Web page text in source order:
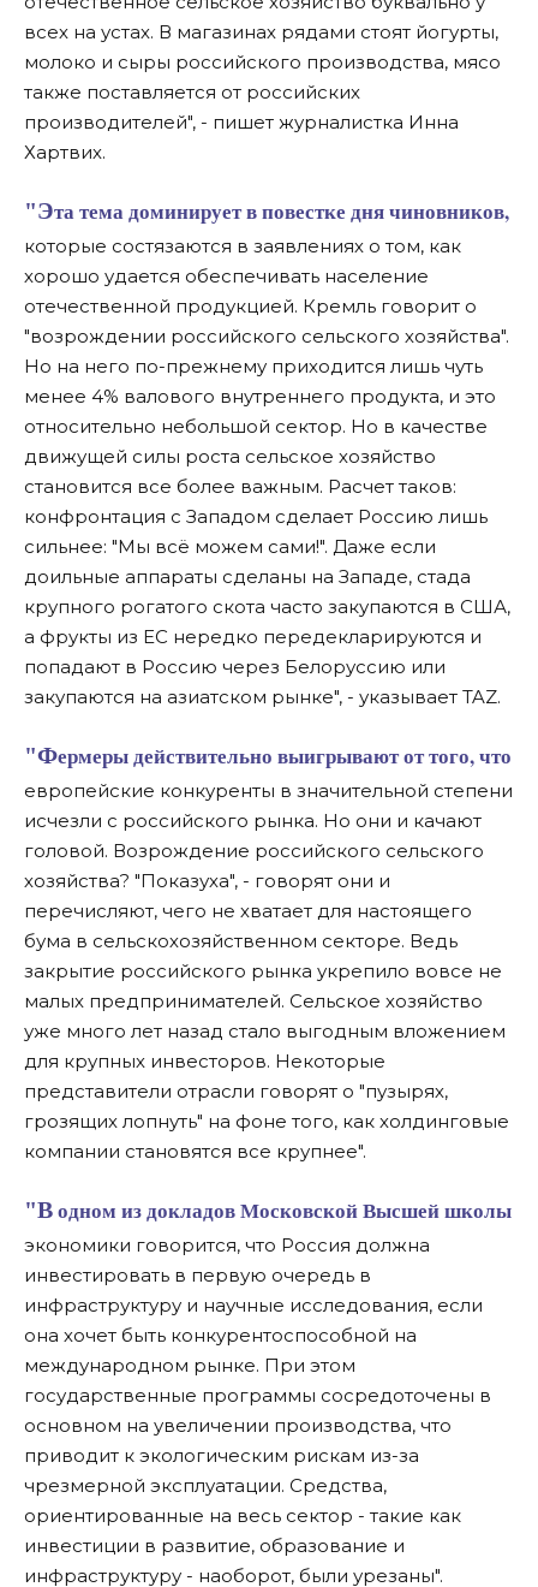
всех на устах. В магазинах рядами стоят йогурты,
молоко и сыры российского производства, мясо
также поставляется от российских
производителей", - пишет журналистка Инна
Хартвих.
"Эта тема доминирует в повестке дня чиновников,
которые состязаются в заявлениях о том, как
хорошо удается обеспечивать население
отечественной продукцией. Кремль говорит о
"возрождении российского сельского хозяйства".
Но на него по-прежнему приходится лишь чуть
менее 4% валового внутреннего продукта, и это
относительно небольшой сектор. Но в качестве
движущей силы роста сельское хозяйство
становится все более важным. Расчет таков:
конфронтация с Западом сделает Россию лишь
сильнее: "Мы всё можем сами!". Даже если
доильные аппараты сделаны на Западе, стада
крупного рогатого скота часто закупаются в США,
а фрукты из ЕС нередко передекларируются и
попадают в Россию через Белоруссию или
закупаются на азиатском рынке", - указывает TAZ.
"Фермеры действительно выигрывают от того, что
европейские конкуренты в значительной степени
исчезли с российского рынка. Но они и качают
головой. Возрождение российского сельского
хозяйства? "Показуха", - говорят они и
перечисляют, чего не хватает для настоящего
бума в сельскохозяйственном секторе. Ведь
закрытие российского рынка укрепило вовсе не
малых предпринимателей. Сельское хозяйство
уже много лет назад стало выгодным вложением
для крупных инвесторов. Некоторые
представители отрасли говорят о "пузырях,
грозящих лопнуть" на фоне того, как холдинговые
компании становятся все крупнее".
"В одном из докладов Московской Высшей школы
экономики говорится, что Россия должна
инвестировать в первую очередь в
инфраструктуру и научные исследования, если
она хочет быть конкурентоспособной на
международном рынке. При этом
государственные программы сосредоточены в
основном на увеличении производства, что
приводит к экологическим рискам из-за
чрезмерной эксплуатации. Средства,
ориентированные на весь сектор - такие как
инвестиции в развитие, образование и
инфраструктуру - наоборот, были урезаны".